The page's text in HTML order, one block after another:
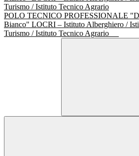
POLO TECNICO PROFESSIONALE
Bianco" LOCRI – Istituto Alberghiero /
Turismo / Istituto Tecnico Agrario